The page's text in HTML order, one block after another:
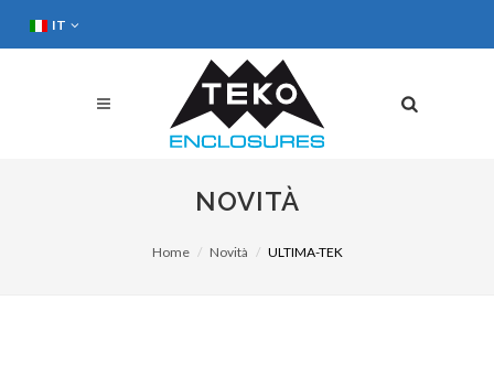
IT
NOVITÀ
Home Novità ULTIMA-TEK